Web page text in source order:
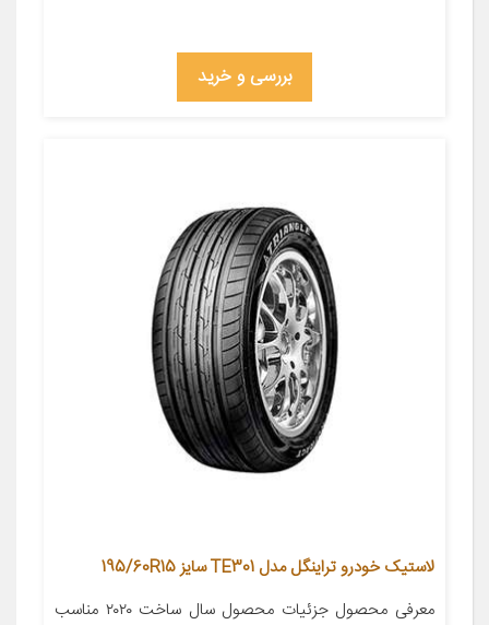
بررسی و خرید
لاستیک خودرو تراینگل مدل TE301 سایز 195/60R15
معرفی محصول جزئیات محصول سال ساخت ۲۰۲۰ مناسب